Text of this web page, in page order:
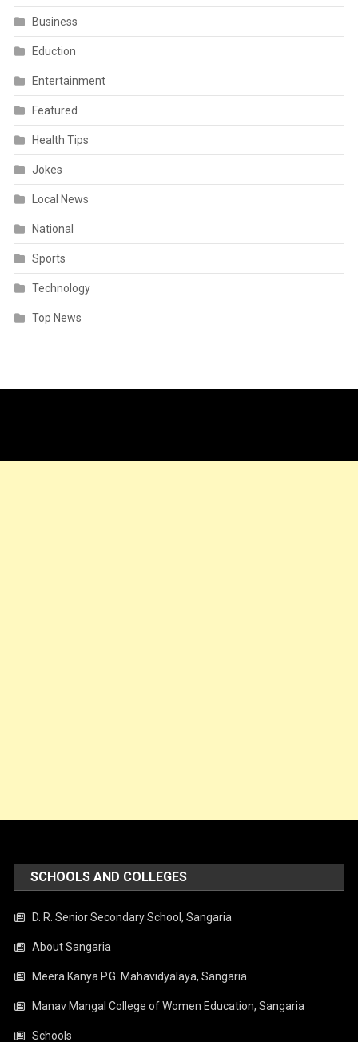
Business
Eduction
Entertainment
Featured
Health Tips
Jokes
Local News
National
Sports
Technology
Top News
SCHOOLS AND COLLEGES
D. R. Senior Secondary School, Sangaria
About Sangaria
Meera Kanya P.G. Mahavidyalaya, Sangaria
Manav Mangal College of Women Education, Sangaria
Schools